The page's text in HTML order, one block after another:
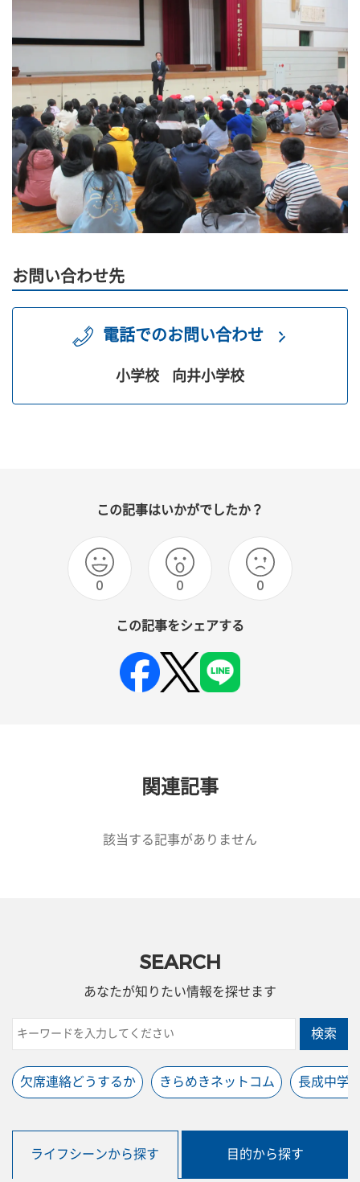
お問い合わせ先
電話でのお問い合わせ
小学校 向井小学校
この記事はいかがでしたか？
0 0 0
この記事をシェアする
関連記事
該当する記事がありません
SEARCH
あなたが知りたい情報を探せます
検索
欠席連絡どうするか きらめきネットコム 長成中学
ライフシーンから探す 目的から探す